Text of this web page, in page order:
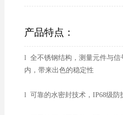
产品特点：
l 全不锈钢结构，测量元件与信
内，带来出色的稳定性
l 可靠的水密封技术，IP68级防